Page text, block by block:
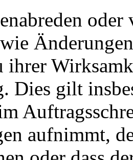
ihrer
Dies gilt
aufnimmt,